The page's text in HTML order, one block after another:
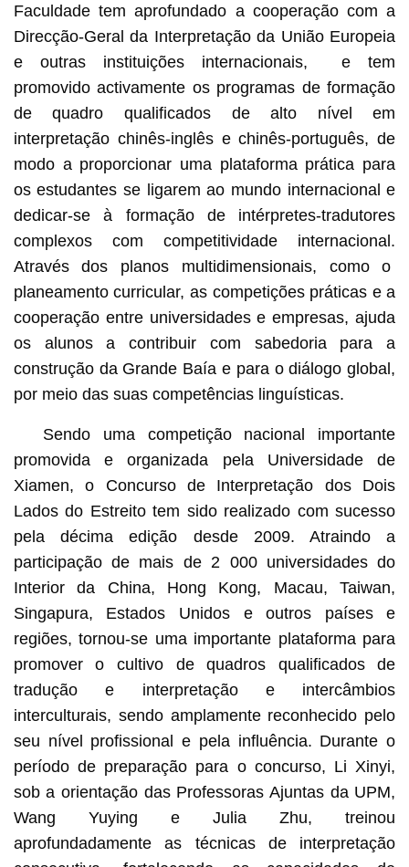
Faculdade tem aprofundado a cooperação com a
Direcção-Geral da Interpretação da União Europeia
e outras instituições internacionais, e tem
promovido activamente os programas de formação
de quadro qualificados de alto nível em
interpretação chinês-inglês e chinês-português, de
modo a proporcionar uma plataforma prática para
os estudantes se ligarem ao mundo internacional e
dedicar-se à formação de intérpretes-tradutores
complexos com competitividade internacional.
Através dos planos multidimensionais, como o
planeamento curricular, as competições práticas e a
cooperação entre universidades e empresas, ajuda
os alunos a contribuir com sabedoria para a
construção da Grande Baía e para o diálogo global,
por meio das suas competências linguísticas.
Sendo uma competição nacional importante
promovida e organizada pela Universidade de
Xiamen, o Concurso de Interpretação dos Dois
Lados do Estreito tem sido realizado com sucesso
pela décima edição desde 2009. Atraindo a
participação de mais de 2 000 universidades do
Interior da China, Hong Kong, Macau, Taiwan,
Singapura, Estados Unidos e outros países e
regiões, tornou-se uma importante plataforma para
promover o cultivo de quadros qualificados de
tradução e interpretação e intercâmbios
interculturais, sendo amplamente reconhecido pelo
seu nível profissional e pela influência. Durante o
período de preparação para o concurso, Li Xinyi,
sob a orientação das Professoras Ajuntas da UPM,
Wang Yuying e Julia Zhu, treinou
aprofundadamente as técnicas de interpretação